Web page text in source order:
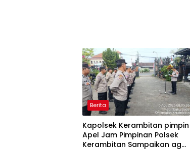
Berita
Kapolsek Kerambitan pimpin
Apel Jam Pimpinan Polsek
Kerambitan Sampaikan agar